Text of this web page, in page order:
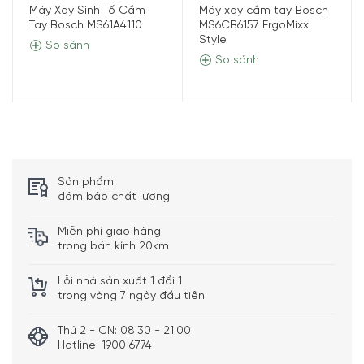
Tiện ích:
Cối xay có sẵn vạch chia thể tích
Hâm nóng thực phẩm trong cối xay bằng lò vi sóng với
Sâu 19,5 cm – Nặng 1,2 kg
Máy Xay Sinh Tố Cầm
Tay Bosch MS61A4110
So sánh
Máy xay cầm tay Bosch
MS6CB6157 ErgoMixx
Style
So sánh
Sản phẩm
đảm bảo chất lượng
Miễn phí giao hàng
trong bán kính 20km
Lỗi nhà sản xuất 1 đổi 1
trong vòng 7 ngày đầu tiên
Thứ 2 - CN: 08:30 - 21:00
Hotline: 1900 6774